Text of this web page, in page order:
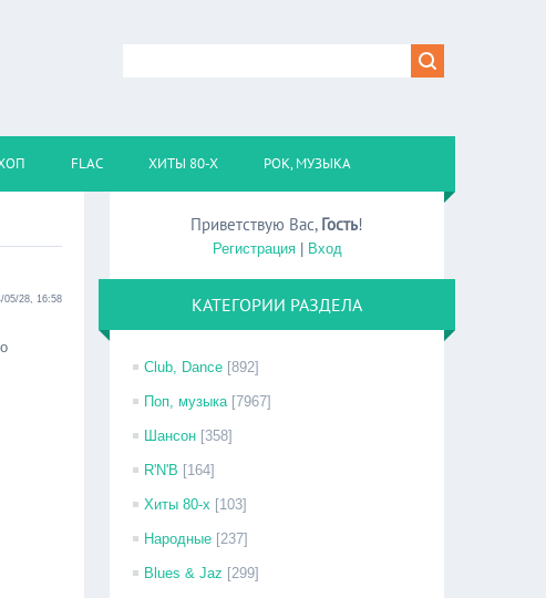
FLAC ХИТЫ 80-Х РОК, МУЗЫКА
05/28, 16:58
Приветствую Вас, Гость!
Регистрация| Вход
КАТЕГОРИИ РАЗДЕЛА
Club, Dance [892]
Поп, музыка [7967]
Шансон [358]
R'N'B [164]
Хиты 80-х [103]
Народные [237]
Blues & Jaz [299]